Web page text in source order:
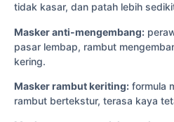
tidak kasar, dan patah lebih
Masker anti-mengembang:
pasar lembap, rambut
kering.
Masker rambut keriting: formula
rambut bertekstur, terasa kaya